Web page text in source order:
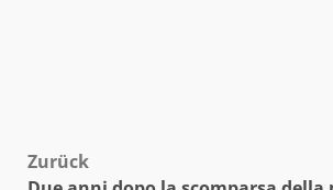
Beitragsnavigation
Zurück